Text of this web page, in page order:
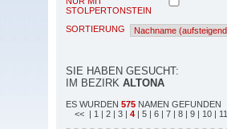
STOLPERTONSTEIN
SORTIERUNG
SIE HABEN GESUCHT:
IM BEZIRK ALTONA
ES WURDEN 575 NAMEN GEFUNDEN
<< | 1 | 2 | 3 | 4 | 5 | 6 | 7 | 8 | 9 | 10 | 11